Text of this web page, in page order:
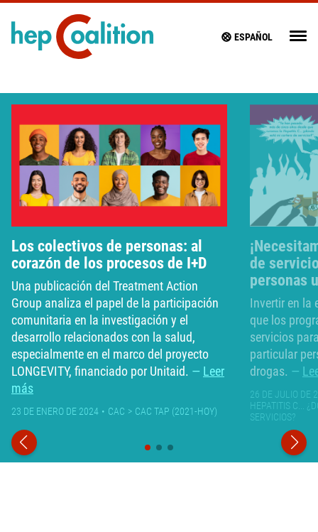
ESPAÑOL
Los colectivos de personas: al
corazón de los procesos de I+D
Una publicación del Treatment Action
Group analiza el papel de la participación
comunitaria en la investigación y el
desarrollo relacionados con la salud,
especialmente en el marco del proyecto
LONGEVITY, financiado por Unitaid.
Leer
más
23 DE ENERO DE 2024 CAC CAC TAP (2021-HOY)
de
personas
Invertir en la
que los
servicios
particular
drogas.
26 DE JULIO DE
HEPATITIS C...
SERVICIOS?